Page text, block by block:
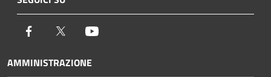
Facebook Twitter
AMMINISTRAZIONE